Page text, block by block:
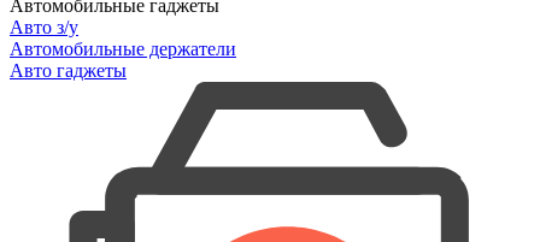
Автомобильные гаджеты
Авто з/у
Автомобильные держатели
Авто гаджеты